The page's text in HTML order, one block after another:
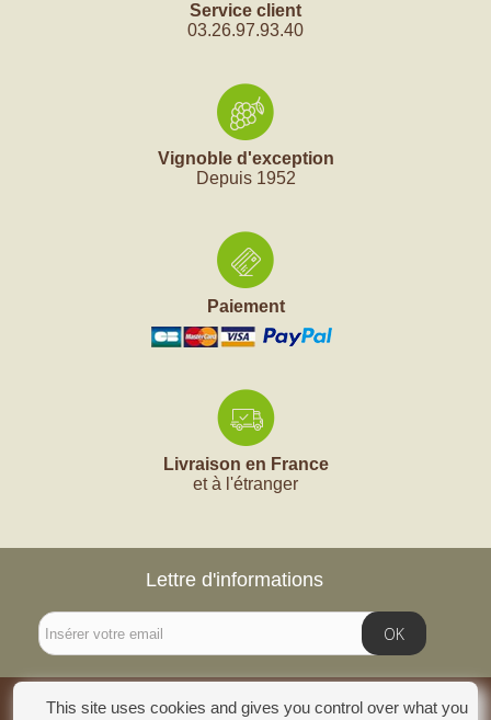
Service client
03.26.97.93.40
Vignoble d'exception
Depuis 1952
Paiement
Livraison en France
et à l'étranger
Lettre d'informations
OK
INFORMATIONS
This site uses cookies and gives you control over what you